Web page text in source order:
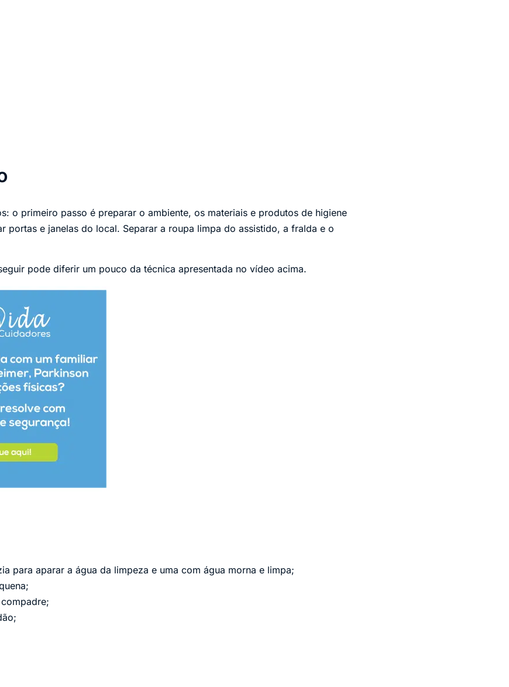
o primeiro passo é preparar o ambiente, os materiais e produtos de higiene
portas e janelas do local. Separar a roupa limpa do assistido, a fralda e o
pode diferir um pouco da técnica apresentada no vídeo acima.
para aparar a água da limpeza e uma com água morna e limpa;